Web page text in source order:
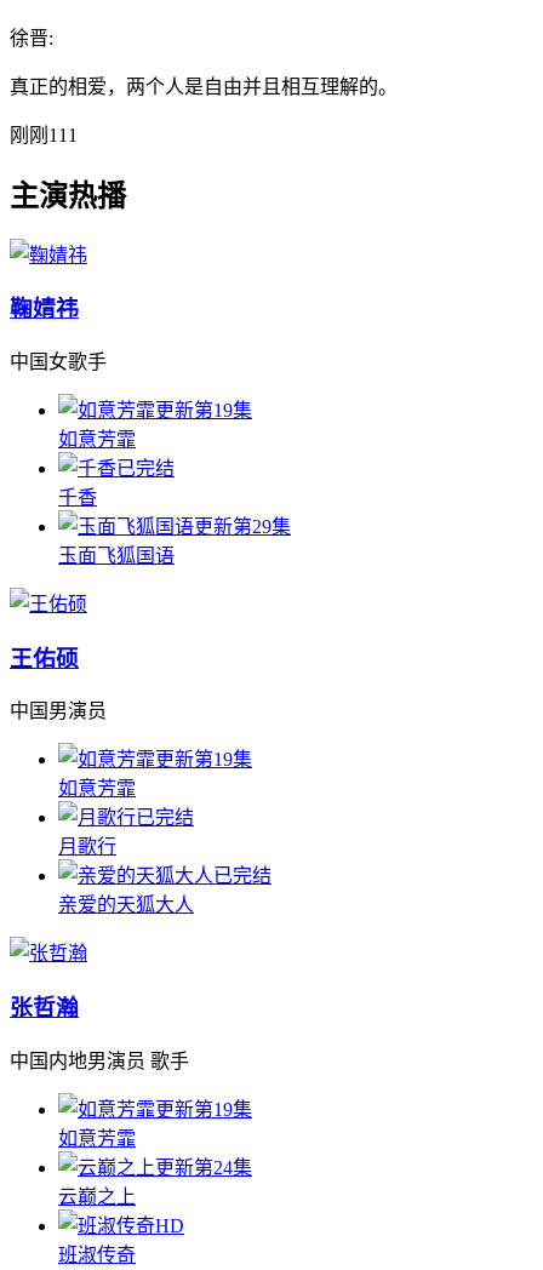
徐晋:
真正的相爱，两个人是自由并且相互理解的。
刚刚 111
主演热播
鞠婧祎
中国女歌手
更新第19集
如意芳霏
已完结
千香
更新第29集
玉面飞狐国语
王佑硕
中国男演员
更新第19集
如意芳霏
已完结
月歌行
已完结
亲爱的天狐大人
张哲瀚
中国内地男演员 歌手
更新第19集
如意芳霏
更新第24集
云巅之上
HD
班淑传奇